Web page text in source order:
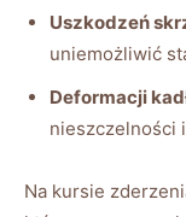
Uszkodzeń
uniemożliwić
Deformacji
nieszczelności
Na kursie